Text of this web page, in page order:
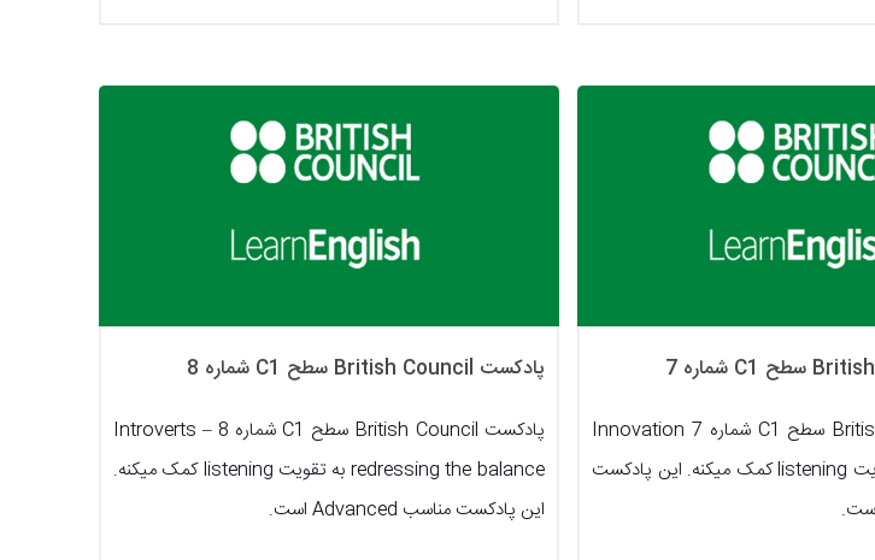
پادکست British Council سطح C1 شماره 8
پادکست British Council سطح C1 شماره 8 Introverts –
redressing the balance به تقویت listening کمک میکنه.
این پادکست مناسب Advanced است.
پادکست British Council سطح C1 شماره 7 Innovation
in business به تقویت listening کمک میکنه. این پادکست